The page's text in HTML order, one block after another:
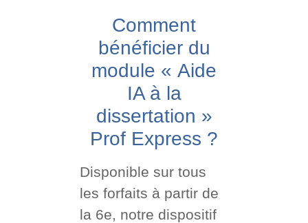
Comment
bénéficier du
module « Aide
IA à la
dissertation »
Prof Express ?
Disponible sur tous
les forfaits à partir de
la 6e, notre dispositif